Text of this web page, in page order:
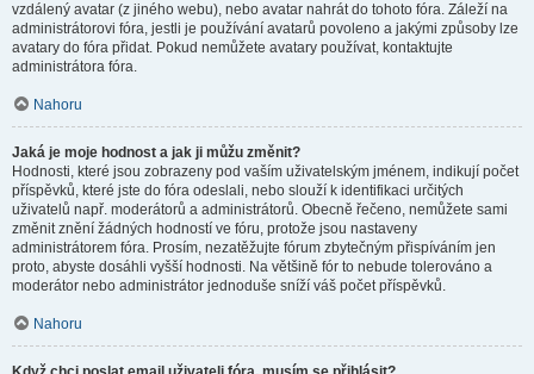
vzdálený avatar (z jiného webu), nebo avatar nahrát do tohoto fóra. Záleží na
administrátorovi fóra, jestli je používání avatarů povoleno a jakými způsoby lze
avatary do fóra přidat. Pokud nemůžete avatary používat, kontaktujte
administrátora fóra.
Nahoru
Jaká je moje hodnost a jak ji můžu změnit?
Hodnosti, které jsou zobrazeny pod vaším uživatelským jménem, indikují počet
příspěvků, které jste do fóra odeslali, nebo slouží k identifikaci určitých
uživatelů např. moderátorů a administrátorů. Obecně řečeno, nemůžete sami
změnit znění žádných hodností ve fóru, protože jsou nastaveny
administrátorem fóra. Prosím, nezatěžujte fórum zbytečným přispíváním jen
proto, abyste dosáhli vyšší hodnosti. Na většině fór to nebude tolerováno a
moderátor nebo administrátor jednoduše sníží váš počet příspěvků.
Nahoru